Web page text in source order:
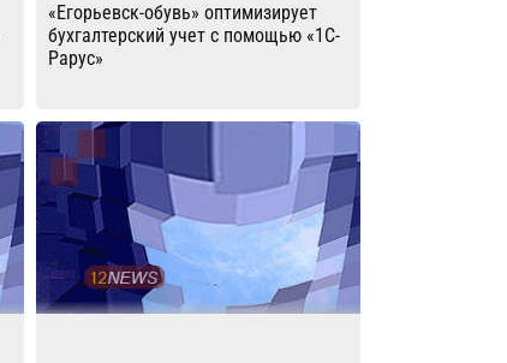
«Егорьевск-обувь» оптимизирует
бухгалтерский учет с помощью «1С-
Рарус»